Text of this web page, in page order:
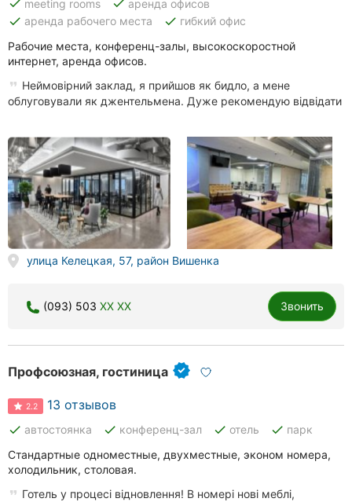
done meeting rooms done аренда офисов
done аренда рабочего места done гибкий офис
Рабочие места, конференц-залы, высокоскоростной
интернет, аренда офисов.
Неймовірний заклад, я прийшов як бидло, а мене
облуговували як джентельмена. Дуже рекомендую відвідати
улица Келецкая, 57, район Вишенка
(093) 503 XX XX Звонить
Профсоюзная, гостиница
2.2 13 отзывов
done автостоянка done конференц-зал done отель done парк
Стандартные одноместные, двухместные, эконом номера,
холодильник, столовая.
Готель у процесі відновлення! В номері нові меблі,